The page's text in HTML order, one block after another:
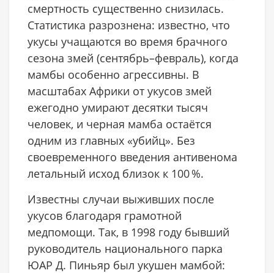
смертность существенно снизилась.
Статистика разрознена: известно, что
укусы учащаются во время брачного
сезона змей (сентябрь–февраль), когда
мамбы особенно агрессивны. В
масштабах Африки от укусов змей
ежегодно умирают десятки тысяч
человек, и черная мамба остаётся
одним из главных «убийц». Без
своевременного введения антивенома
летальный исход близок к 100 %.
Известны случаи выживших после
укусов благодаря грамотной
медпомощи. Так, в 1998 году бывший
руководитель национального парка
ЮАР Д. Пиньяр был укушен мамбой: